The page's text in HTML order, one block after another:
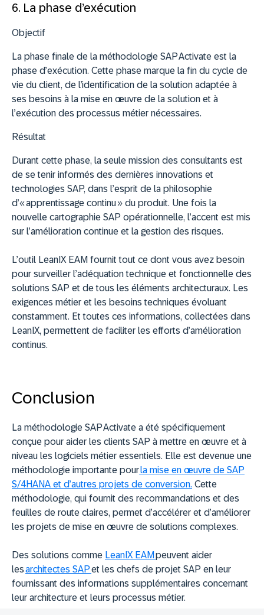
6. La phase d’exécution
Objectif
La phase finale de la méthodologie SAP Activate est la
phase d’exécution. Cette phase marque la fin du cycle de
vie du client, de l’identification de la solution adaptée à
ses besoins à la mise en œuvre de la solution et à
l’exécution des processus métier nécessaires.
Résultat
Durant cette phase, la seule mission des consultants est
de se tenir informés des dernières innovations et
technologies SAP, dans l’esprit de la philosophie
d’« apprentissage continu » du produit. Une fois la
nouvelle cartographie SAP opérationnelle, l’accent est mis
sur l’amélioration continue et la gestion des risques.
L’outil LeanIX EAM fournit tout ce dont vous avez besoin
pour surveiller l’adéquation technique et fonctionnelle des
solutions SAP et de tous les éléments architecturaux. Les
exigences métier et les besoins techniques évoluant
constamment. Et toutes ces informations, collectées dans
LeanIX, permettent de faciliter les efforts d’amélioration
continus.
Conclusion
La méthodologie SAP Activate a été spécifiquement
conçue pour aider les clients SAP à mettre en œuvre et à
niveau les logiciels métier essentiels. Elle est devenue une
méthodologie importante pourla mise en œuvre de SAP
S/4HANA et d’autres projets de conversion. Cette
méthodologie, qui fournit des recommandations et des
feuilles de route claires, permet d’accélérer et d’améliorer
les projets de mise en œuvre de solutions complexes.
Des solutions comme LeanIX EAM peuvent aider
lesarchitectes SAPet les chefs de projet SAP en leur
fournissant des informations supplémentaires concernant
leur architecture et leurs processus métier.